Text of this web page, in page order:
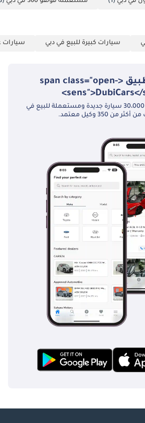
سيارات كبيرة للبيع في دبي سيارات
تحميل تطبيق <span class="open-
sens">DubiCars</
استكشف أكثر من 30،000 سيارة جديدة ومستعملة للبيع في
من 350 وكيل معتمد.